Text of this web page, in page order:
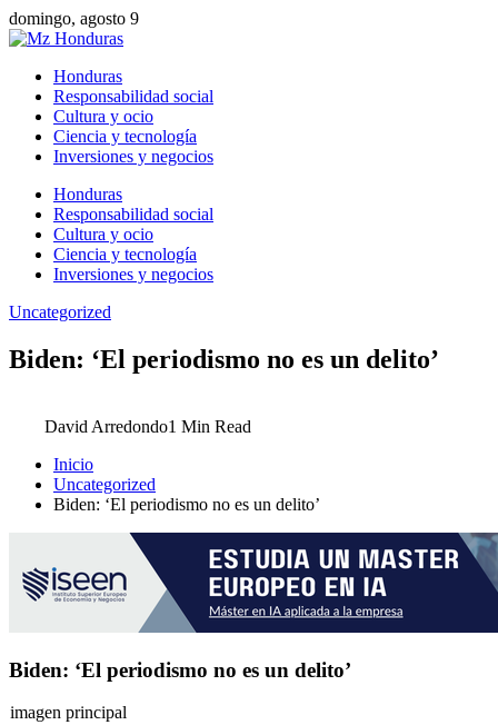
domingo, agosto 9
Honduras
Responsabilidad social
Cultura y ocio
Ciencia y tecnología
Inversiones y negocios
Honduras
Responsabilidad social
Cultura y ocio
Ciencia y tecnología
Inversiones y negocios
Uncategorized
Biden: ‘El periodismo no es un delito’
David Arredondo1 Min Read
Inicio
Uncategorized
Biden: ‘El periodismo no es un delito’
Biden: ‘El periodismo no es un delito’
imagen principal